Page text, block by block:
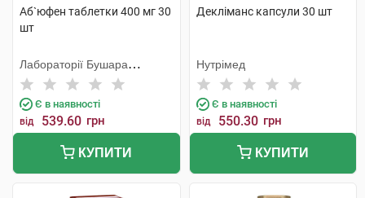
Аб`юфен таблетки 400 мг 30
шт
Лабораторії Бушара
Рекордаті
Є в наявності
від 539.60 грн
КУПИТИ
Декліманс капсули 30 шт
Нутрімед
Є в наявності
від 550.30 грн
КУПИТИ